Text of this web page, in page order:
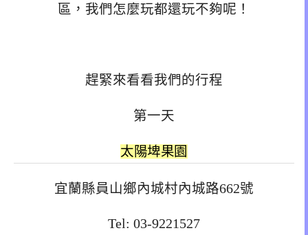
區，我們怎麼玩都還玩不夠呢！
趕緊來看看我們的行程
第一天
太陽埤果園
宜蘭縣員山鄉內城村內城路662號
Tel: 03-9221527